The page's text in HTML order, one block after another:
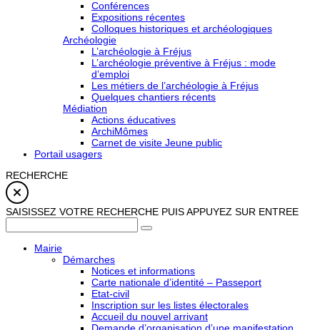
Conférences
Expositions récentes
Colloques historiques et archéologiques
Archéologie
L’archéologie à Fréjus
L’archéologie préventive à Fréjus : mode
d’emploi
Les métiers de l’archéologie à Fréjus
Quelques chantiers récents
Médiation
Actions éducatives
ArchiMômes
Carnet de visite Jeune public
Portail usagers
RECHERCHE
SAISISSEZ VOTRE RECHERCHE PUIS APPUYEZ SUR ENTREE
Mairie
Démarches
Notices et informations
Carte nationale d’identité – Passeport
Etat-civil
Inscription sur les listes électorales
Accueil du nouvel arrivant